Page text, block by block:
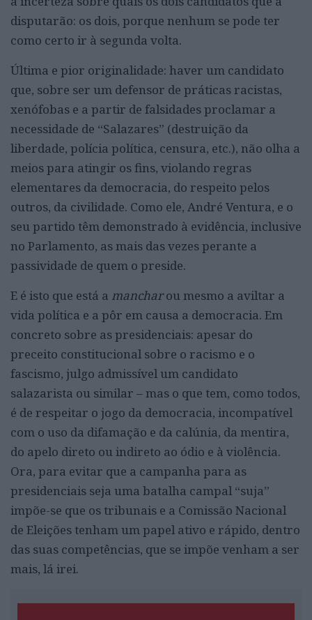
disputarão: os dois, porque nenhum se pode ter
como certo ir à segunda volta.
Última e pior originalidade: haver um candidato
que, sobre ser um defensor de práticas racistas,
xenófobas e a partir de falsidades proclamar a
necessidade de “Salazares” (destruição da
liberdade, polícia política, censura, etc.), não olha a
meios para atingir os fins, violando regras
elementares da democracia, do respeito pelos
outros, da civilidade. Como ele, André Ventura, e o
seu partido têm demonstrado à evidência, inclusive
no Parlamento, as mais das vezes perante a
passividade de quem o preside.
E é isto que está a mancharou mesmo a aviltar a
vida política e a pôr em causa a democracia. Em
concreto sobre as presidenciais: apesar do
preceito constitucional sobre o racismo e o
fascismo, julgo admissível um candidato
salazarista ou similar – mas o que tem, como todos,
é de respeitar o jogo da democracia, incompatível
com o uso da difamação e da calúnia, da mentira,
do apelo direto ou indireto ao ódio e à violência.
Ora, para evitar que a campanha para as
presidenciais seja uma batalha campal “suja”
impõe-se que os tribunais e a Comissão Nacional
de Eleições tenham um papel ativo e rápido, dentro
das suas competências, que se impõe venham a ser
mais, lá irei.